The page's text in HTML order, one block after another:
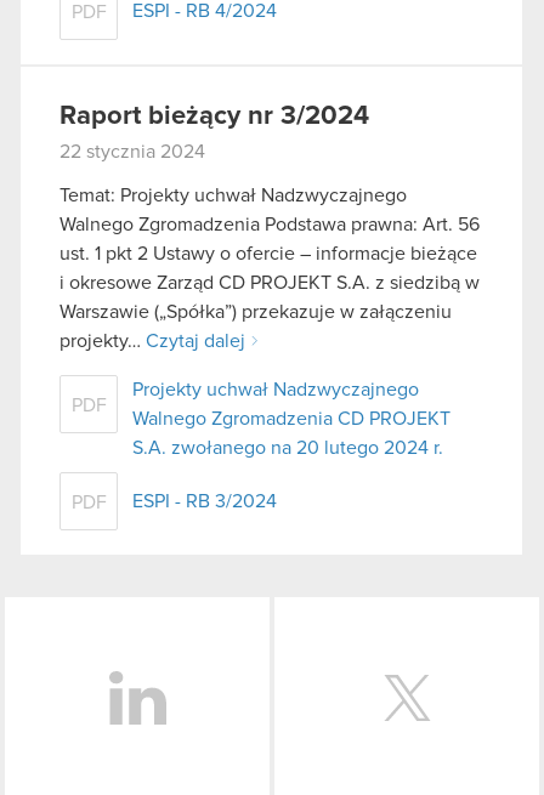
PDF ESPI - RB 4/2024
Raport bieżący nr 3/2024
22 stycznia 2024
Temat: Projekty uchwał Nadzwyczajnego
Walnego Zgromadzenia Podstawa prawna: Art. 56
ust. 1 pkt 2 Ustawy o ofercie – informacje bieżące
i okresowe Zarząd CD PROJEKT S.A. z siedzibą w
Warszawie („Spółka”) przekazuje w załączeniu
projekty… Czytaj dalej
PDF
Projekty uchwał Nadzwyczajnego
Walnego Zgromadzenia CD PROJEKT
S.A. zwołanego na 20 lutego 2024 r.
PDF ESPI - RB 3/2024